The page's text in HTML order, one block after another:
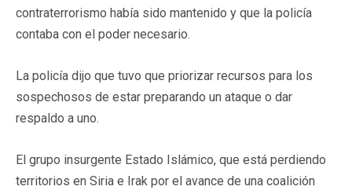
contraterrorismo había sido mantenido y que la policía
contaba con el poder necesario.
La policía dijo que tuvo que priorizar recursos para los
sospechosos de estar preparando un ataque o dar
respaldo a uno.
El grupo insurgente Estado Islámico, que está perdiendo
territorios en Siria e Irak por el avance de una coalición